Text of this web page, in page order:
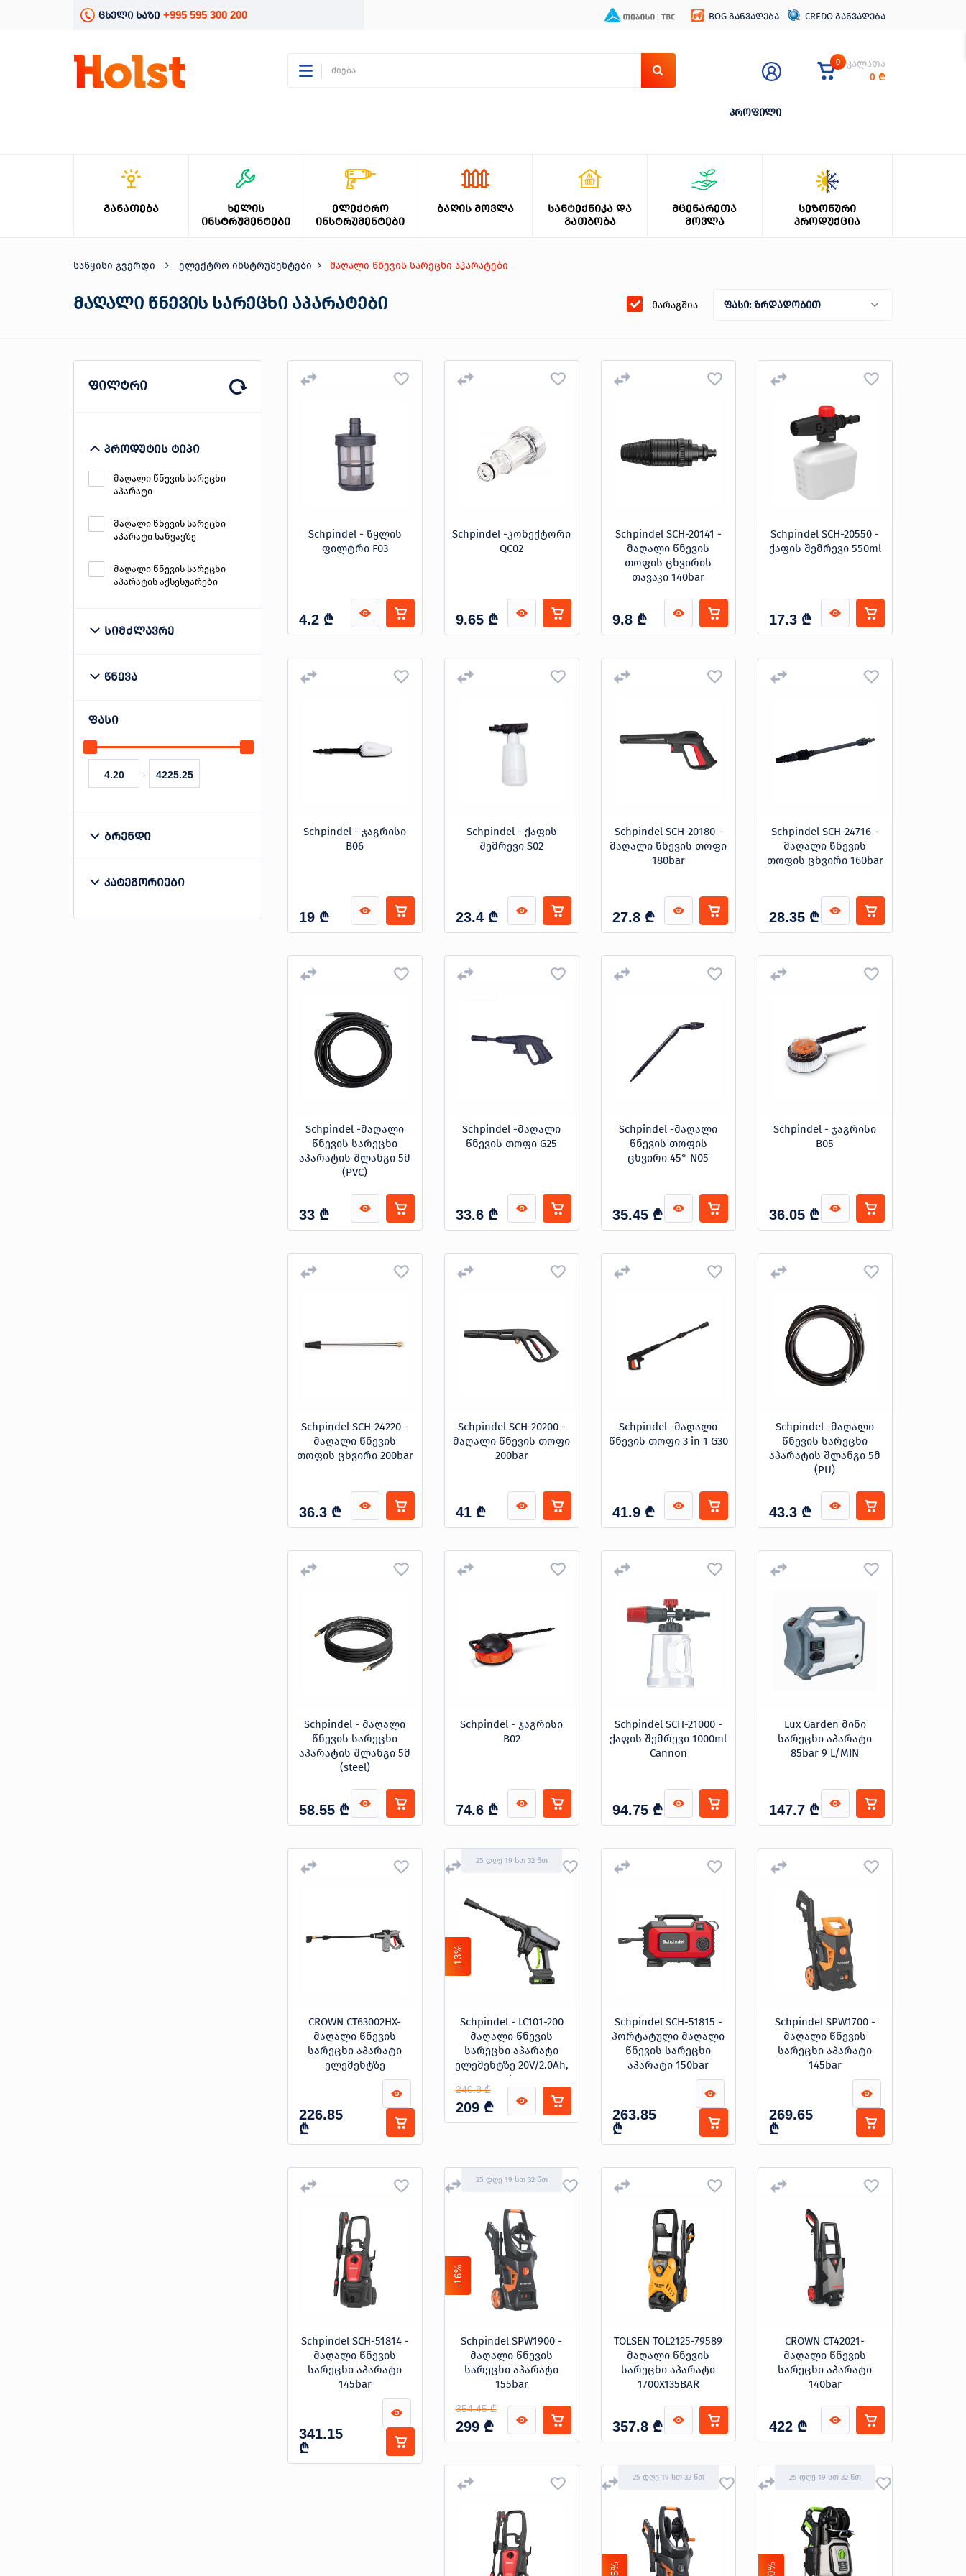
ცხელი ხაზი +995 595 300 200 BOG განვადება CREDO განვადება
პროფილი
0 კალათა
0 ₾
ᲒᲐᲜᲐᲗᲔᲑᲐ
ᲮᲔᲚᲘᲡ
ᲘᲜᲡᲢᲠᲣᲛᲔᲜᲢᲔᲑᲘ
ᲔᲚᲔᲥᲢᲠᲝ
ᲘᲜᲡᲢᲠᲣᲛᲔᲜᲢᲔᲑᲘ
ᲑᲐᲦᲘᲡ ᲛᲝᲕᲚᲐ
ᲡᲐᲜᲢᲔᲥᲜᲘᲙᲐ ᲓᲐ
ᲒᲐᲗᲑᲝᲑᲐ
ᲛᲪᲔᲜᲐᲠᲔᲗᲐ
ᲛᲝᲕᲚᲐ
ᲡᲔᲖᲝᲜᲣᲠᲘ
ᲞᲠᲝᲓᲣᲥᲪᲘᲐ
საწყისი გვერდი ელექტრო ინსტრუმენტები მაღალი წნევის სარეცხი აპარატები
მაღალი წნევის სარეცხი აპარატები მარაგშია ფასი: ზრდადობით
ფილტრი
პროდუტის ტიპი
მაღალი წნევის სარეცხი
აპარატი
მაღალი წნევის სარეცხი
აპარატი საწვავზე
მაღალი წნევის სარეცხი
აპარატის აქსესუარები
სიმძლავრე
10000W
1900W
2200W 2400W
წნევა
100 bar
120-160 bar 120-170 bar
130 bar 130-195 bar
ფასი
-
ბრენდი
კატეგორიები
მაღალი წნევის სარეცხი
Schpindel - წყლის
ფილტრი F03
4.2 ₾
Schpindel -კონექტორი
QC02
9.65 ₾
Schpindel SCH-20141 -
მაღალი წნევის
თოფის ცხვირის
თავაკი 140bar
9.8 ₾
Schpindel SCH-20550 -
ქაფის შემრევი 550ml
17.3 ₾
Schpindel - ჯაგრისი
B06
19 ₾
Schpindel - ქაფის
შემრევი S02
23.4 ₾
Schpindel SCH-20180 -
მაღალი წნევის თოფი
180bar
27.8 ₾
Schpindel SCH-24716 -
მაღალი წნევის
თოფის ცხვირი 160bar
28.35 ₾
Schpindel -მაღალი
წნევის სარეცხი
აპარატის შლანგი 5მ
(PVC)
33 ₾
Schpindel -მაღალი
წნევის თოფი G25
33.6 ₾
Schpindel -მაღალი
წნევის თოფის
ცხვირი 45° N05
35.45 ₾
Schpindel - ჯაგრისი
B05
36.05 ₾
Schpindel SCH-24220 -
მაღალი წნევის
თოფის ცხვირი 200bar
36.3 ₾
Schpindel SCH-20200 -
მაღალი წნევის თოფი
200bar
41 ₾
Schpindel -მაღალი
წნევის თოფი 3 in 1 G30
41.9 ₾
Schpindel -მაღალი
წნევის სარეცხი
აპარატის შლანგი 5მ
(PU)
43.3 ₾
Schpindel - მაღალი
წნევის სარეცხი
აპარატის შლანგი 5მ
(steel)
58.55 ₾
Schpindel - ჯაგრისი
B02
74.6 ₾
Schpindel SCH-21000 -
ქაფის შემრევი 1000ml
Cannon
94.75 ₾
Lux Garden მინი
სარეცხი აპარატი
85bar 9 L/MIN
147.7 ₾
CROWN CT63002HX-
მაღალი წნევის
სარეცხი აპარატი
ელემენტზე
226.85
₾
25 დღე 19 სთ 32 წთ
-13%
Schpindel - LC101-200
მაღალი წნევის
სარეცხი აპარატი
ელემენტზე 20V/2.0Ah,
40bar
240.8 ₾
209 ₾
Schpindel SCH-51815 -
პორტატული მაღალი
წნევის სარეცხი
აპარატი 150bar
263.85
₾
Schpindel SPW1700 -
მაღალი წნევის
სარეცხი აპარატი
145bar
269.65
₾
Schpindel SCH-51814 -
მაღალი წნევის
სარეცხი აპარატი
145bar
341.15
₾
25 დღე 19 სთ 32 წთ
-16%
Schpindel SPW1900 -
მაღალი წნევის
სარეცხი აპარატი
155bar
354.45 ₾
299 ₾
TOLSEN TOL2125-79589
მაღალი წნევის
სარეცხი აპარატი
1700X135BAR
357.8 ₾
CROWN CT42021-
მაღალი წნევის
სარეცხი აპარატი
140bar
422 ₾
25 დღე 19 სთ 32 წთ 25 დღე 19 სთ 32 წთ
გათბობა
სეზონური